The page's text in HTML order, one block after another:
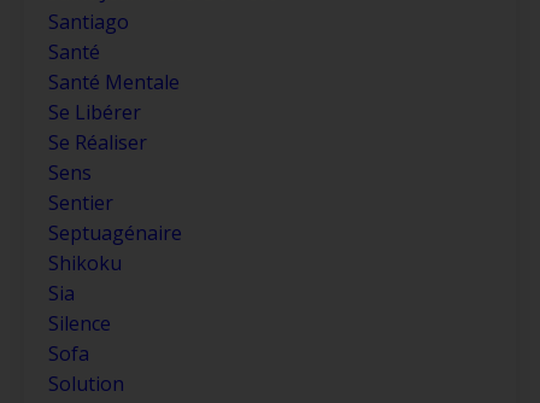
Santiago
Santé
Santé Mentale
Se Libérer
Se Réaliser
Sens
Sentier
Septuagénaire
Shikoku
Sia
Silence
Sofa
Solution